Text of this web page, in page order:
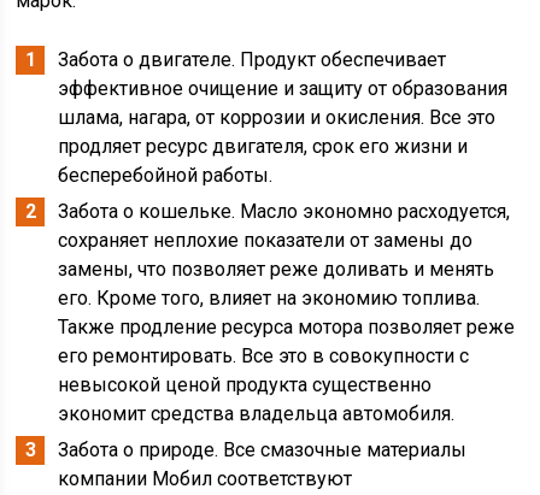
Забота о двигателе. Продукт обеспечивает
эффективное очищение и защиту от образования
шлама, нагара, от коррозии и окисления. Все это
продляет ресурс двигателя, срок его жизни и
бесперебойной работы.
Забота о кошельке. Масло экономно расходуется,
сохраняет неплохие показатели от замены до
замены, что позволяет реже доливать и менять
его. Кроме того, влияет на экономию топлива.
Также продление ресурса мотора позволяет реже
его ремонтировать. Все это в совокупности с
невысокой ценой продукта существенно
экономит средства владельца автомобиля.
Забота о природе. Все смазочные материалы
компании Мобил соответствуют